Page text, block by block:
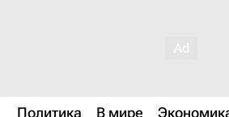
Политика В мире